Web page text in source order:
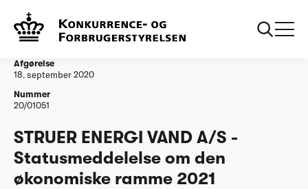
Vandtilsyn
om den økonomiske ramme 2021
Afgørelse
18. september 2020
Nummer
20/01051
STRUER ENERGI VAND A/S -
Statusmeddelelse om den
økonomiske ramme 2021